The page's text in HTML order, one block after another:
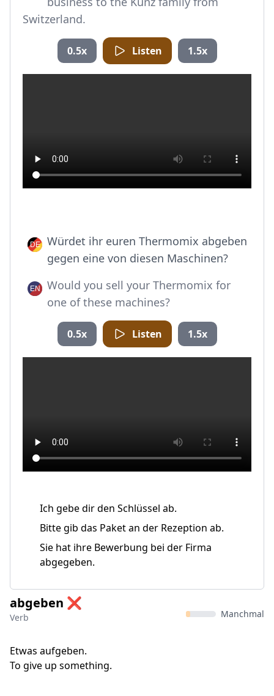
Switzerland.
0.5x Listen 1.5x
Würdet ihr euren Thermomix abgeben
gegen eine von diesen Maschinen?
Would you sell your Thermomix for
one of these machines?
0.5x Listen 1.5x
Ich gebe dir den Schlüssel ab.
Bitte gib das Paket an der Rezeption ab.
Sie hat ihre Bewerbung bei der Firma
abgegeben.
abgeben ❌
Verb Manchmal
Etwas aufgeben.
To give up something.